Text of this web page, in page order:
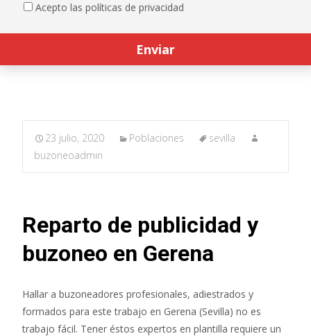
Acepto las políticas de privacidad
23 julio, 2020 Poblaciones
sevilla
buzoneoadmin
Reparto de publicidad y
buzoneo en Gerena
Hallar a buzoneadores profesionales, adiestrados y
formados para este trabajo en Gerena (Sevilla) no es
trabajo fácil. Tener éstos expertos en plantilla requiere un